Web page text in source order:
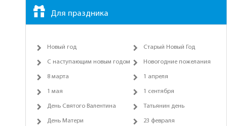
Для праздника
Новый год Старый Новый Год
С наступающим новым годом Новогодние пожелания
8 марта 1 апреля
1 мая 1 сентября
День Святого Валентина Татьянин день
День Матери 23 февраля